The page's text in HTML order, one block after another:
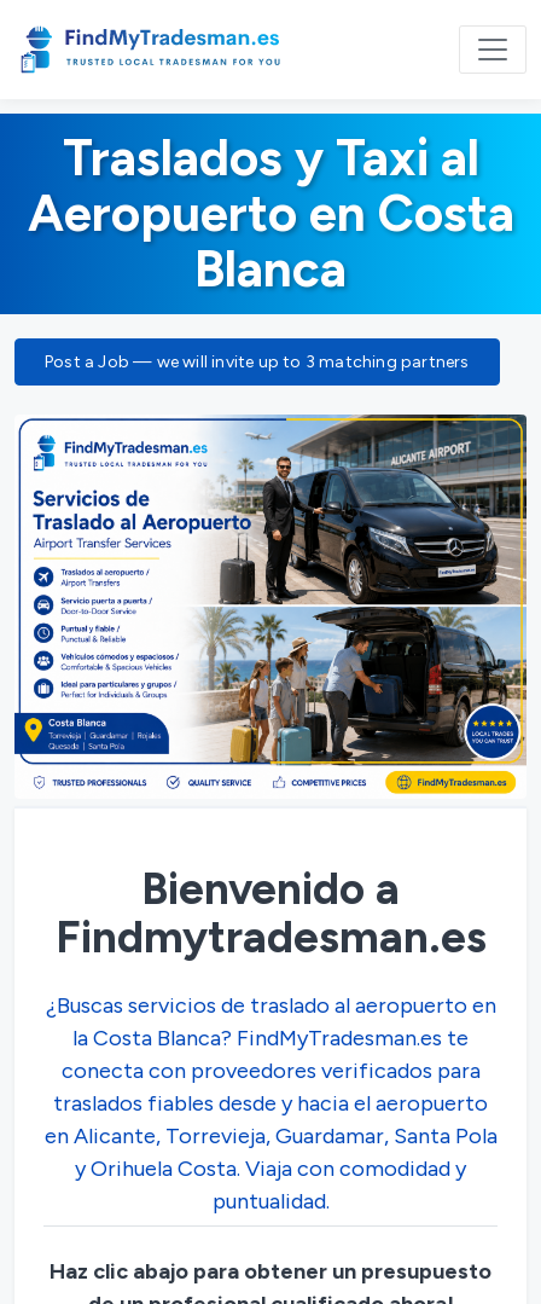
Traslados y Taxi al
Aeropuerto en Costa
Blanca
Post a Job — we will invite up to 3 matching partners
Bienvenido a
Findmytradesman.es
¿Buscas servicios de traslado al aeropuerto en
la Costa Blanca? FindMyTradesman.es te
conecta con proveedores verificados para
traslados fiables desde y hacia el aeropuerto
en Alicante, Torrevieja, Guardamar, Santa Pola
y Orihuela Costa. Viaja con comodidad y
puntualidad.
Haz clic abajo para obtener un presupuesto